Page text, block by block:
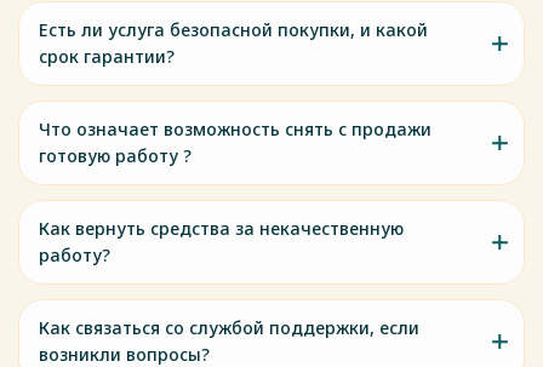
Есть ли услуга безопасной покупки, и какой
срок гарантии?
Что означает возможность снять с продажи
готовую работу ?
Как вернуть средства за некачественную
работу?
Как связаться со службой поддержки, если
возникли вопросы?